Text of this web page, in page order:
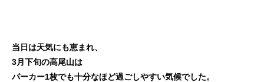
当日は天気にも恵まれ、
3月下旬の高尾山は
パーカー1枚でも十分なほど過ごしやすい気候でした。